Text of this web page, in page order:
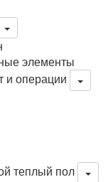
элементы
и операции
теплый пол